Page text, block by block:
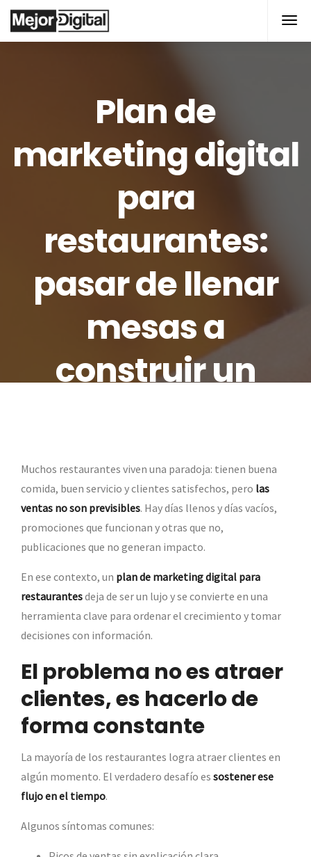
Plan de
marketing digital
para
restaurantes:
pasar de llenar
mesas a
construir un
Muchos restaurantes viven una paradoja: tienen buena
comida, buen servicio y clientes satisfechos, pero las
ventas no son previsibles. Hay días llenos y días vacíos,
promociones que funcionan y otras que no,
publicaciones que no generan impacto.
En ese contexto, un plan de marketing digital para
restaurantesdeja de ser un lujo y se convierte en una
herramienta clave para ordenar el crecimiento y tomar
decisiones con información.
El problema no es atraer
clientes, es hacerlo de
forma constante
La mayoría de los restaurantes logra atraer clientes en
algún momento. El verdadero desafío es sostener ese
flujo en el tiempo.
Algunos síntomas comunes: